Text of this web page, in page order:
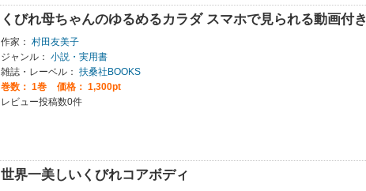
くびれ母ちゃんのゆるめるカラダ スマホで見られる動画付き
作家： 村田友美子
ジャンル： 小説・実用書
雑誌・レーベル： 扶桑社BOOKS
巻数： 1巻
価格： 1,300pt
レビュー投稿数0件
世界一美しいくびれコアボディ